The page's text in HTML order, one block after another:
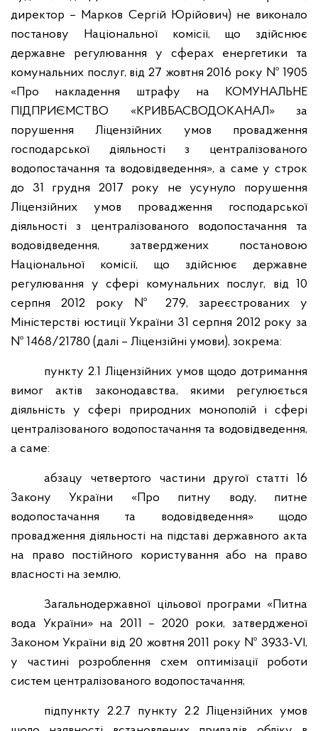
директор – Марков Сергій Юрійович) не виконало
постанову Національної комісії, що здійснює
державне регулювання у сферах енергетики та
комунальних послуг, від 27 жовтня 2016 року № 1905
«Про накладення штрафу на КОМУНАЛЬНЕ
ПІДПРИЄМСТВО «КРИВБАСВОДОКАНАЛ» за
порушення Ліцензійних умов провадження
господарської діяльності з централізованого
водопостачання та водовідведення», а саме у строк
до 31 грудня 2017 року не усунуло порушення
Ліцензійних умов провадження господарської
діяльності з централізованого водопостачання та
водовідведення, затверджених постановою
Національної комісії, що здійснює державне
регулювання у сфері комунальних послуг, від 10
серпня 2012 року № 279, зареєстрованих у
Міністерстві юстиції України 31 серпня 2012 року за
№ 1468/21780 (далі – Ліцензійні умови), зокрема:
пункту 2.1 Ліцензійних умов щодо дотримання
вимог актів законодавства, якими регулюється
діяльність у сфері природних монополій і сфері
централізованого водопостачання та водовідведення,
а саме:
абзацу четвертого частини другої статті 16
Закону України «Про питну воду, питне
водопостачання та водовідведення» щодо
провадження діяльності на підставі державного акта
на право постійного користування або на право
власності на землю,
Загальнодержавної цільової програми «Питна
вода України» на 2011 – 2020 роки, затвердженої
Законом України від 20 жовтня 2011 року № 3933-VI,
у частині розроблення схем оптимізації роботи
систем централізованого водопостачання;
підпункту 2.2.7 пункту 2.2 Ліцензійних умов